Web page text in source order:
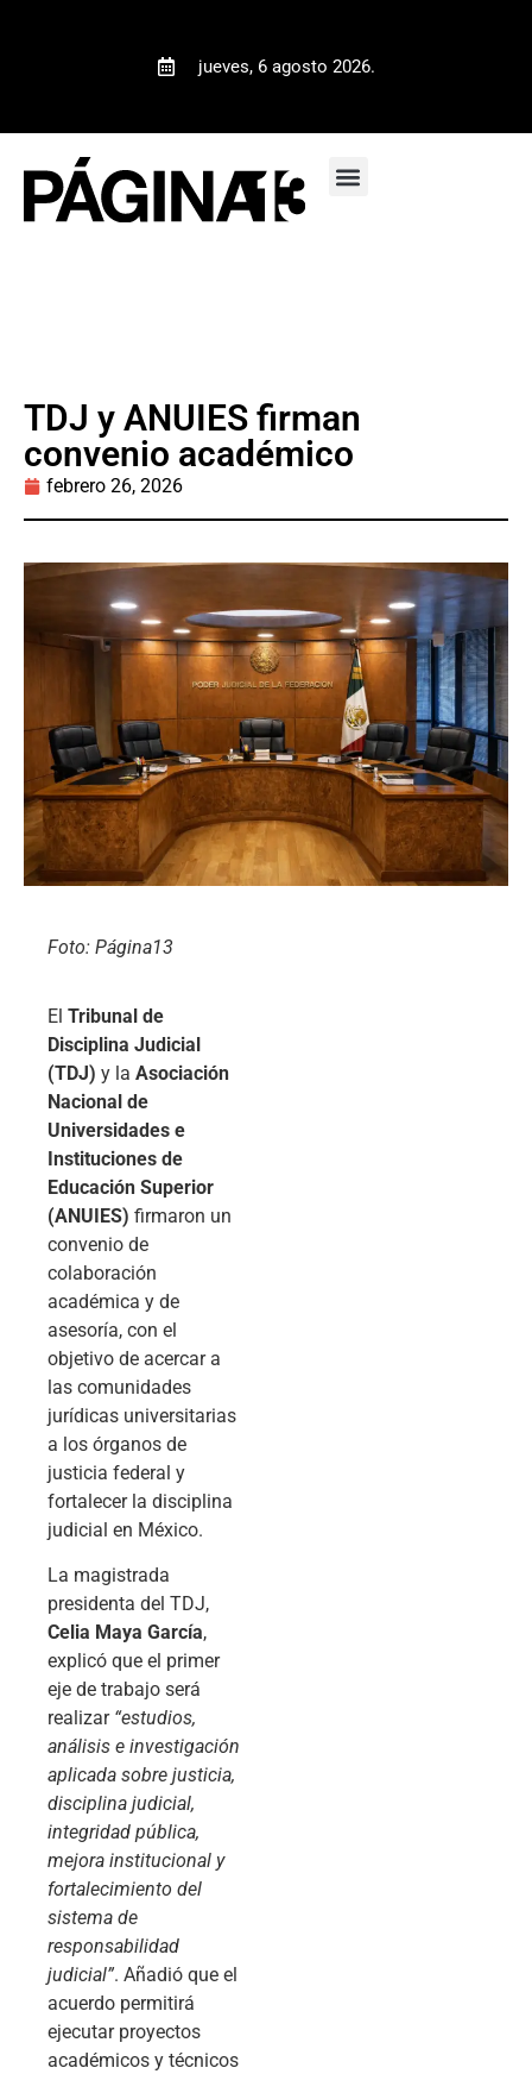
jueves, 6 agosto 2026.
TDJ y ANUIES firman
convenio académico
febrero 26, 2026
Foto: Página13
El Tribunal de
Disciplina Judicial
(TDJ) y la Asociación
Nacional de
Universidades e
Instituciones de
Educación Superior
(ANUIES) firmaron un
convenio de
colaboración
académica y de
asesoría, con el
objetivo de acercar a
las comunidades
jurídicas universitarias
a los órganos de
justicia federal y
fortalecer la disciplina
judicial en México.
La magistrada
presidenta del TDJ,
Celia Maya García,
explicó que el primer
eje de trabajo será
realizar “estudios,
análisis e investigación
aplicada sobre justicia,
disciplina judicial,
integridad pública,
mejora institucional y
fortalecimiento del
sistema de
responsabilidad
judicial”. Añadió que el
acuerdo permitirá
ejecutar proyectos
académicos y técnicos